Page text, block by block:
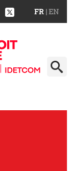
FR | EN